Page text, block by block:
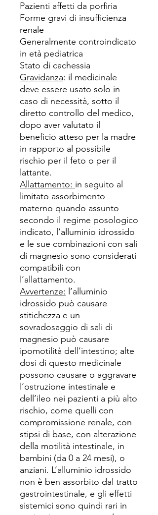
Pazienti affetti da porfiria
Forme gravi di insufficienza
renale
Generalmente controindicato
in età pediatrica
Stato di cachessia
Gravidanza: il medicinale
deve essere usato solo in
caso di necessità, sotto il
diretto controllo del medico,
dopo aver valutato il
beneficio atteso per la madre
in rapporto al possibile
rischio per il feto o per il
lattante.
Allattamento: in seguito al
limitato assorbimento
materno quando assunto
secondo il regime posologico
indicato, l’alluminio idrossido
e le sue combinazioni con sali
di magnesio sono considerati
compatibili con
l’allattamento.
Avvertenze: l’alluminio
idrossido può causare
stitichezza e un
sovradosaggio di sali di
magnesio può causare
ipomotilità dell’intestino; alte
dosi di questo medicinale
possono causare o aggravare
l’ostruzione intestinale e
dell’ileo nei pazienti a più alto
rischio, come quelli con
compromissione renale, con
stipsi di base, con alterazione
della motilità intestinale, in
bambini (da 0 a 24 mesi), o
anziani. L’alluminio idrossido
non è ben assorbito dal tratto
gastrointestinale, e gli effetti
sistemici sono quindi rari in